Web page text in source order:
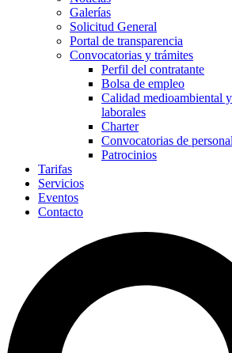
Galerías
Solicitud General
Portal de transparencia
Convocatorias y trámites
Perfil del contratante
Bolsa de empleo
Calidad medioambiental
laborales
Charter
Convocatorias de personal
Patrocinios
Tarifas
Servicios
Eventos
Contacto